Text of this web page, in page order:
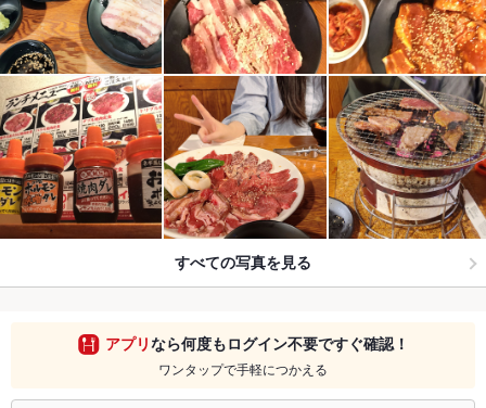
すべての写真を見る
アプリなら何度もログイン不要ですぐ確認！
ワンタップで手軽につかえる